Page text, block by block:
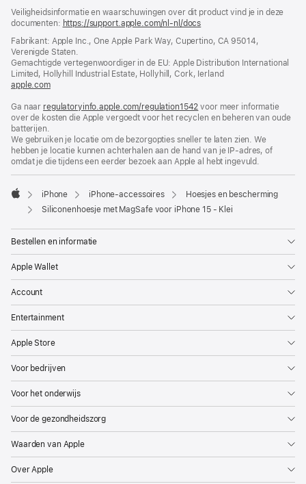
Veiligheidsinformatie en waarschuwingen over dit product vind je in deze
documenten: https://support.apple.com/nl-nl/docs
nieuw
geopend)
Fabrikant: Apple Inc., One Apple Park Way, Cupertino, CA 95014,
Verenigde Staten.
Gemachtigde vertegenwoordiger in de EU: Apple Distribution International
Limited, Hollyhill Industrial Estate, Hollyhill, Cork, Ierland
apple.com(wordt
nieuw
venster
Ga naar regulatoryinfo.apple.com/regulation1542 (wordt
in
venster
geopend)
voor meer informatie
over de kosten die Apple vergoedt voor het recyclen en beheren van oude
batterijen.
We gebruiken je locatie om de bezorgopties sneller te laten zien. We
hebben je locatie kunnen achterhalen aan de hand van je IP-adres, of
omdat je die tijdens een eerder bezoek aan Apple al hebt ingevuld.
Apple
iPhone iPhone-accessoires
Hoesjes en bescherming
Siliconenhoesje met MagSafe voor iPhone 15 - Klei
Bestellen en informatie
Apple Wallet
Account
Entertainment
Apple Store
Voor bedrijven
Voor het onderwijs
Voor de gezondheidszorg
Waarden van Apple
Over Apple